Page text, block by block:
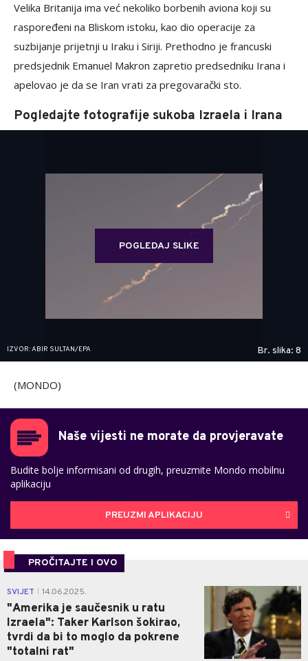
Velika Britanija ima već nekoliko borbenih aviona koji su
raspoređeni na Bliskom istoku, kao dio operacije za
suzbijanje prijetnji u Iraku i Siriji. Prethodno je francuski
predsjednik Emanuel Makron zapretio predsedniku Irana i
apelovao je da se Iran vrati za pregovarački sto.
Pogledajte fotografije sukoba Izraela i Irana
POGLEDAJ SLIKE
IZVOR: ABIR SULTAN/EPA Br. slika: 8
(MONDO)
Naše vijesti ne morate da provjeravate
Budite bolje informisani od drugih, preuzmite Mondo mobilnu
aplikaciju
PREUZMI APLIKACIJU
PROČITAJTE I OVO
SVIJET 14.06.2025.
"Amerika je saučesnik u ratu
Izraela": Taker Karlson šokirao,
tvrdi da bi to moglo da pokrene
"totalni rat"
1